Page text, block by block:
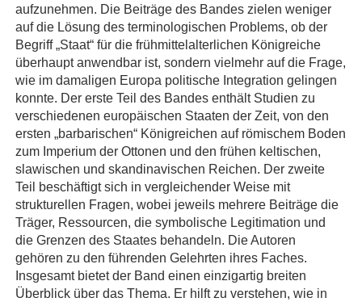
aufzunehmen. Die Beiträge des Bandes zielen weniger
auf die Lösung des terminologischen Problems, ob der
Begriff „Staat“ für die frühmittelalterlichen Königreiche
überhaupt anwendbar ist, sondern vielmehr auf die Frage,
wie im damaligen Europa politische Integration gelingen
konnte. Der erste Teil des Bandes enthält Studien zu
verschiedenen europäischen Staaten der Zeit, von den
ersten „barbarischen“ Königreichen auf römischem Boden
zum Imperium der Ottonen und den frühen keltischen,
slawischen und skandinavischen Reichen. Der zweite
Teil beschäftigt sich in vergleichender Weise mit
strukturellen Fragen, wobei jeweils mehrere Beiträge die
Träger, Ressourcen, die symbolische Legitimation und
die Grenzen des Staates behandeln. Die Autoren
gehören zu den führenden Gelehrten ihres Faches.
Insgesamt bietet der Band einen einzigartig breiten
Überblick über das Thema. Er hilft zu verstehen, wie in